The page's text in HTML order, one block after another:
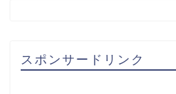
スポンサードリンク